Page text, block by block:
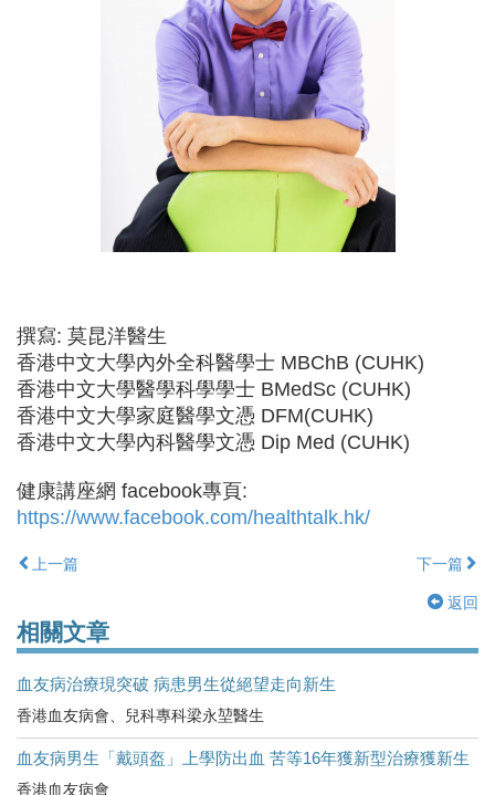
撰寫: 莫昆洋醫生
香港中文大學內外全科醫學士 MBChB (CUHK)
香港中文大學醫學科學學士 BMedSc (CUHK)
香港中文大學家庭醫學文憑 DFM(CUHK)
香港中文大學內科醫學文憑 Dip Med (CUHK)
健康講座網 facebook專頁:
https://www.facebook.com/healthtalk.hk/
上一篇 下一篇
返回
相關文章
血友病治療現突破 病患男生從絕望走向新生
香港血友病會、兒科專科梁永堃醫生
血友病男生「戴頭盔」上學防出血 苦等16年獲新型治療獲新生
香港血友病會